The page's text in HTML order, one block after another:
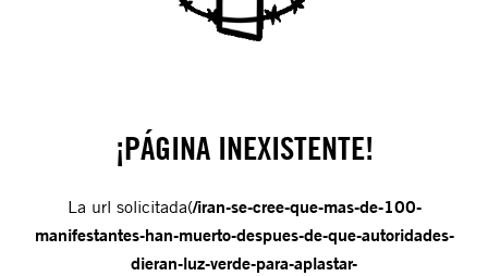
¡PÁGINA INEXISTENTE!
La url solicitada(/iran-se-cree-que-mas-de-100-
manifestantes-han-muerto-despues-de-que-autoridades-
dieran-luz-verde-para-aplastar-